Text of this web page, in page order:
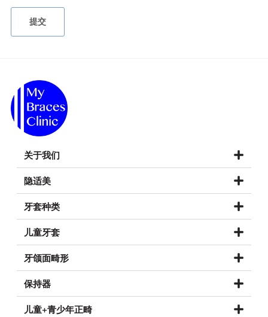
关于我们
隐适美
牙套种类
儿童牙套
牙颌面畸形
保持器
儿童+青少年正畸